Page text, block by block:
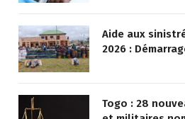
Aide aux
2026 :
Togo : 28